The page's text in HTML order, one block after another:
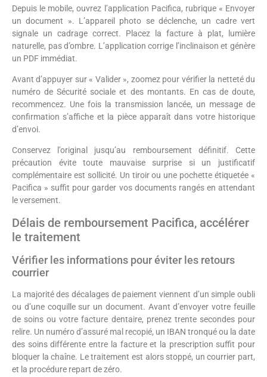
Depuis le mobile, ouvrez l’application Pacifica, rubrique « Envoyer
un document ». L’appareil photo se déclenche, un cadre vert
signale un cadrage correct. Placez la facture à plat, lumière
naturelle, pas d’ombre. L’application corrige l’inclinaison et génère
un PDF immédiat.
Avant d’appuyer sur « Valider », zoomez pour vérifier la netteté du
numéro de Sécurité sociale et des montants. En cas de doute,
recommencez. Une fois la transmission lancée, un message de
confirmation s’affiche et la pièce apparaît dans votre historique
d’envoi.
Conservez l’original jusqu’au remboursement définitif. Cette
précaution évite toute mauvaise surprise si un justificatif
complémentaire est sollicité. Un tiroir ou une pochette étiquetée «
Pacifica » suffit pour garder vos documents rangés en attendant
le versement.
Délais de remboursement Pacifica, accélérer
le traitement
Vérifier les informations pour éviter les retours
courrier
La majorité des décalages de paiement viennent d’un simple oubli
ou d’une coquille sur un document. Avant d’envoyer votre feuille
de soins ou votre facture dentaire, prenez trente secondes pour
relire. Un numéro d’assuré mal recopié, un IBAN tronqué ou la date
des soins différente entre la facture et la prescription suffit pour
bloquer la chaîne. Le traitement est alors stoppé, un courrier part,
et la procédure repart de zéro.